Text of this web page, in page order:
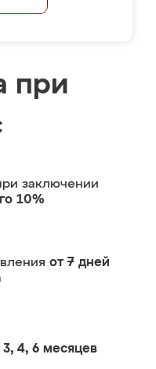
при
заключении
10%
от 7 дней
3, 4, 6 месяцев